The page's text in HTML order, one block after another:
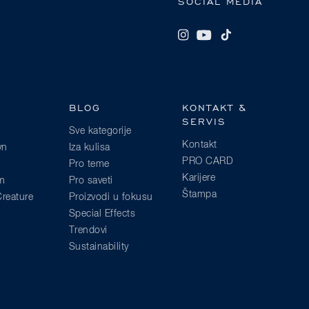
BLOG
Sve kategorije
Iza kulisa
Pro teme
Pro saveti
Proizvodi u fokusu
Special Effects
Trendovi
Sustainability
KONTAKT &
SERVIS
Kontakt
PRO CARD
Karijere
Štampa